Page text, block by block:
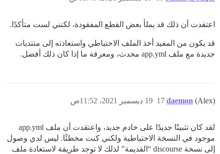
اعتقدت أن ذلك قد يملأ بعض القطع المفقودة، لكنني لست متأكدًا.
قد يكون من المفيد أخذ الملف الاحتياطي واستعادته إلى منتديات
جديدة مع ملف app.yml محدث، ومعرفة ما إذا كان ذلك أفضل.
daemon (Alex) 19 ديسمبر 2021، 11:52ص 17
لقد كان تثبيتًا جديدًا على خادم جديد، واعتقدت أن ملف app.yml
موجود في النسخة الاحتياطية ولكني كنت مخطئًا. ليس لدي وصول
إلى نسخة discourse “القديمة” لذلك لا توجد طريقة لاستعادة ملف